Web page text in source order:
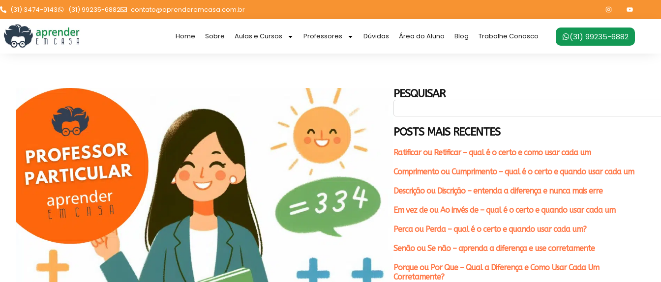
(31) 3474-9143 (31) 99235-6882 contato@aprenderemcasa.com.br
Home Sobre Aulas e Cursos Professores Dúvidas Área do Aluno Blog Trabalhe Conosco (31) 99235-6882
PESQUISAR
POSTS MAIS RECENTES
Ratificar ou Retificar – qual é o certo e como usar cada um
Comprimento ou Cumprimento – qual é o certo e quando usar cada um
Descrição ou Discrição – entenda a diferença e nunca mais erre
Em vez de ou Ao invés de – qual é o certo e quando usar cada um
Perca ou Perda – qual é o certo e quando usar cada um?
Senão ou Se não – aprenda a diferença e use corretamente
Porque ou Por Que – Qual a Diferença e Como Usar Cada Um
Corretamente?